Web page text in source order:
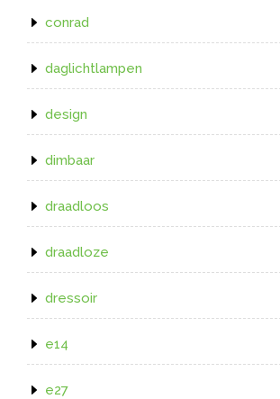
conrad
daglichtlampen
design
dimbaar
draadloos
draadloze
dressoir
e14
e27